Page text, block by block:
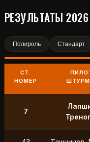
РЕЗУЛЬТАТЫ 2026
Полироль Стандарт
СТ.
НОМЕР
7